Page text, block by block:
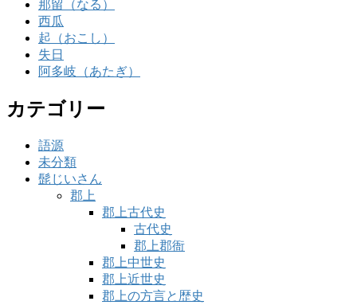
那留（なる）
西瓜
起（おこし）
失日
阿多岐（あたぎ）
カテゴリー
語源
未分類
髭じいさん
郡上
郡上古代史
古代史
郡上郡衙
郡上中世史
郡上近世史
郡上の方言と歴史